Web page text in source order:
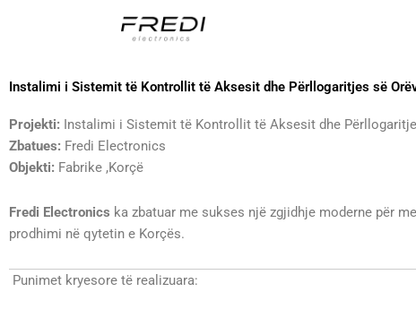
Instalimi i Sistemit të Kontrollit të Aksesit dhe Përllogaritjes së
Projekti: Instalimi i Sistemit të Kontrollit të Aksesit dhe
Zbatues: Fredi Electronics
Objekti: Fabrike ,Korçë
Fredi Electronics ka zbatuar me sukses një zgjidhje moderne për
prodhimi në qytetin e Korçës.
Punimet kryesore të realizuara: